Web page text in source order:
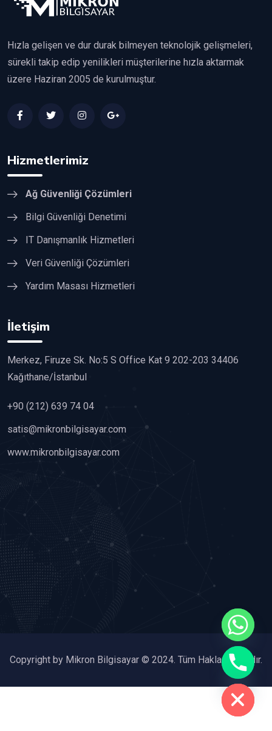
Hızla gelişen ve dur durak bilmeyen teknolojik gelişmeleri,
sürekli takip edip yenilikleri müşterilerine hızla aktarmak
üzere Haziran 2005 de kurulmuştur.
Hizmetlerimiz
Ağ Güvenliği Çözümleri
Bilgi Güvenliği Denetimi
IT Danışmanlık Hizmetleri
Veri Güvenliği Çözümleri
Yardım Masası Hizmetleri
İletişim
Merkez, Firuze Sk. No:5 S Office Kat 9 202-203 34406
Kağıthane/İstanbul
+90 (212) 639 74 04
satis@mikronbilgisayar.com
www.mikronbilgisayar.com
Copyright by Mikron Bilgisayar © 2024. Tüm Hakları Saklıdır.
Hide
chaty